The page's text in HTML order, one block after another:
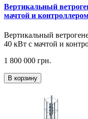
Вертикальный
мачтой и
Вертикальный
40 кВт с мачтой и
1 800 000 грн.
В корзину